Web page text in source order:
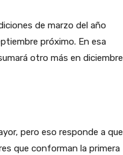
de marzo del año
próximo. En esa
otro más en diciembre
pero eso responde a que
que conforman la primera